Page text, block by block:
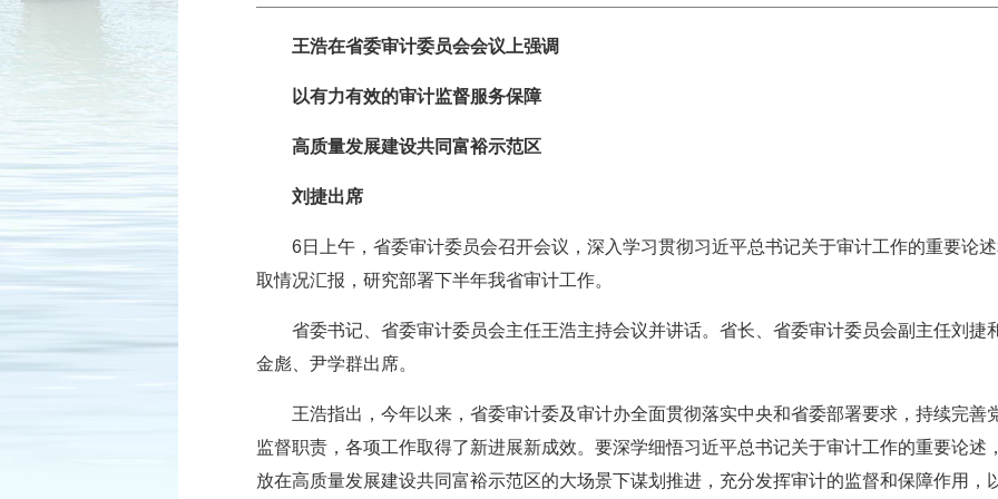
王浩在省委审计委员会会议上强调
以有力有效的审计监督服务保障
高质量发展建设共同富裕示范区
刘捷出席
6日上午，省委审计委员会召开会议，深入学习贯彻习近平总书记关于审计工作的重要论
取情况汇报，研究部署下半年我省审计工作。
省委书记、省委审计委员会主任王浩主持会议并讲话。省长、省委审计委员会副主任刘
金彪、尹学群出席。
王浩指出，今年以来，省委审计委及审计办全面贯彻落实中央和省委部署要求，持续完
监督职责，各项工作取得了新进展新成效。要深学细悟习近平总书记关于审计工作的重要论
放在高质量发展建设共同富裕示范区的大场景下谋划推进，充分发挥审计的监督和保障作用，